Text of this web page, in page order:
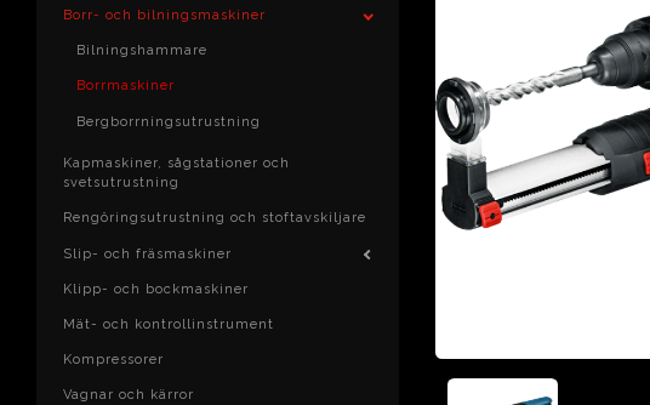
Borr- och bilningsmaskiner
Bilningshammare
Borrmaskiner
Bergborrningsutrustning
Kapmaskiner, sågstationer och
svetsutrustning
Rengöringsutrustning och stoftavskiljare
Slip- och fräsmaskiner
Klipp- och bockmaskiner
Mät- och kontrollinstrument
Kompressorer
Vagnar och kärror